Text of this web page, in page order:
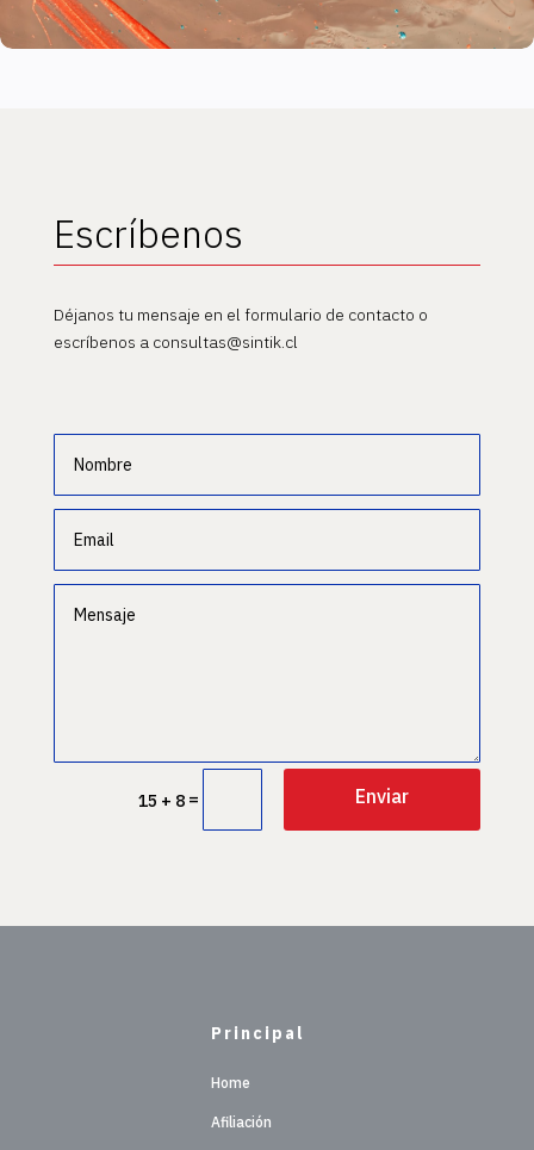
Escríbenos
Déjanos tu mensaje en el formulario de contacto o
escríbenos a consultas@sintik.cl
15 + 8 = Enviar
Principal
Home
Afiliación